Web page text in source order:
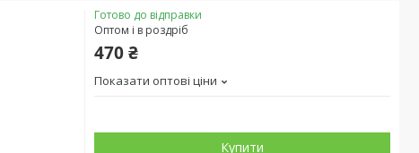
Готово до відправки
Оптом і в роздріб
470 ₴
Показати оптові ціни
Купити